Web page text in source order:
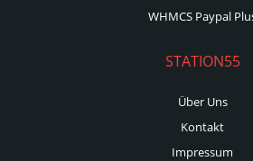
WHMCS Paypal
STATION55
Über Uns
Kontakt
Impressum